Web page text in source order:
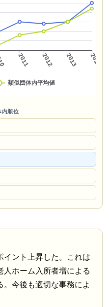
内順位
イント上昇した。これは
人ホーム入所者増による
今後も適切な事務によ